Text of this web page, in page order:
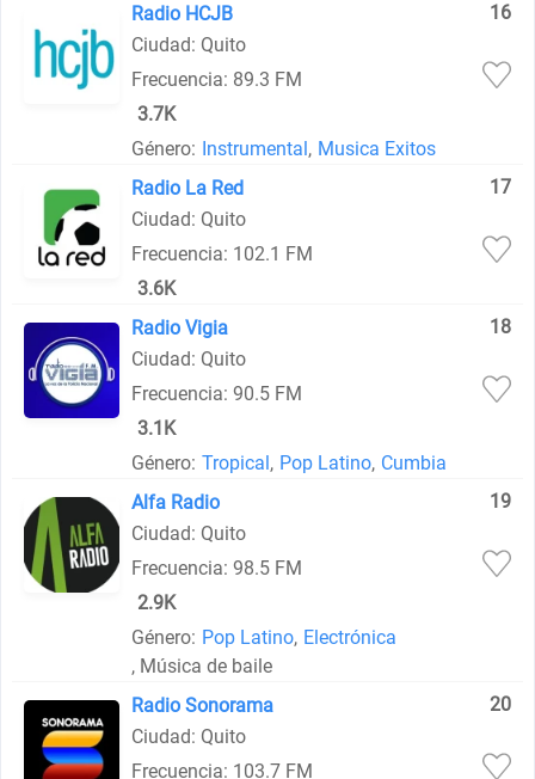
Radio HCJB
16
Ciudad: Quito
Frecuencia: 89.3 FM
3.7K
Género: Instrumental, Musica Exitos
Radio La Red
17
Ciudad: Quito
Frecuencia: 102.1 FM
3.6K
Radio Vigia
18
Ciudad: Quito
Frecuencia: 90.5 FM
3.1K
Género: Tropical, Pop Latino, Cumbia
Alfa Radio
19
Ciudad: Quito
Frecuencia: 98.5 FM
2.9K
Género: Pop Latino, Electrónica
, Música de baile
Radio Sonorama
20
Ciudad: Quito
Frecuencia: 103.7 FM